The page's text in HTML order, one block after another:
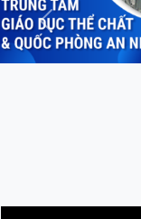
Previous